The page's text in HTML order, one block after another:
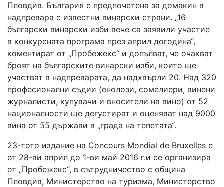
Пловдив. България е предпочетена за домакин в
надпревара с известни винарски страни. „16
български винарски изби вече са заявили участие
в конкурсната програма през април догодина“,
коментират от „Пробежекс“ и допълват, че очакват
броят на българските винарски изби, които ще
участват в надпреварата, да надхвърли 20. Над 320
професионални съдии (енолози, сомелиери, винени
журналисти, купувачи и вносители на вино) от 52
националности ще дегустират и оценяват над 9000
вина от 55 държави в „града на тепетата“.
23-тото издание на Concours Mondial de Bruxelles е
от 28-ви април до 1-ви май 2016 г.и се организира
от „Пробежекс“, в сътрудничество с община
Пловдив, Министерство на туризма, Министерство